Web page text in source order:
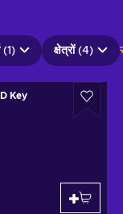
(1) क्षेत्रों (4)
Key